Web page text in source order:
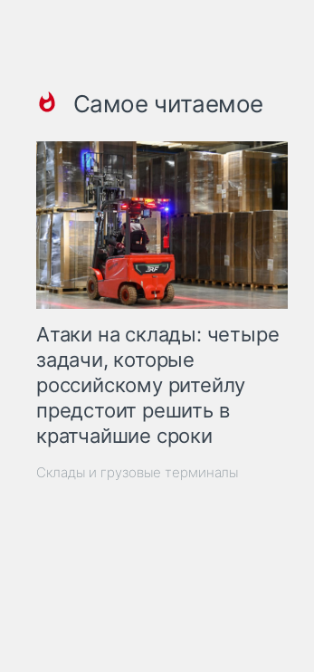
Самое читаемое
Атаки на склады: четыре
задачи, которые
российскому ритейлу
предстоит решить в
кратчайшие сроки
Склады и грузовые терминалы